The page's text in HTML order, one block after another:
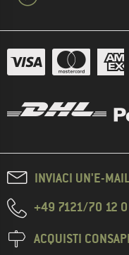
INVIACI UN'E-
+49 7121/70 12 0
ACQUISTI